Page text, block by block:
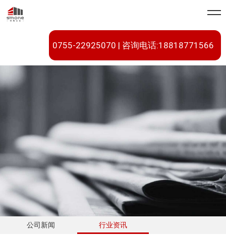
0755-22925070 | 咨询电话:18818771566
公司新闻 行业资讯